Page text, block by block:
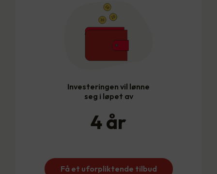
Investeringen vil lønne
seg i løpet av
4år
Få et uforpliktende tilbud